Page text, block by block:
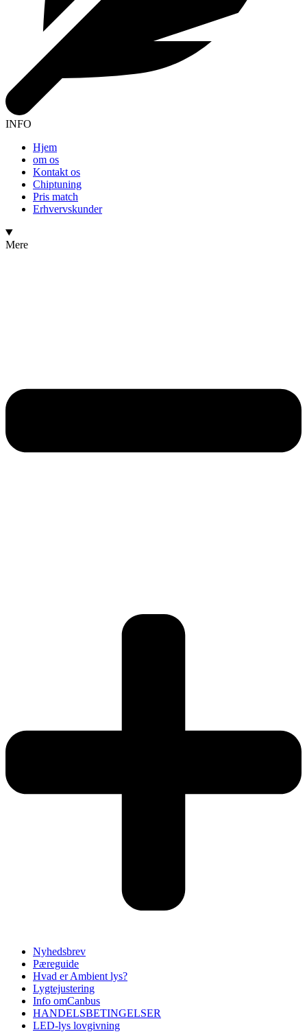
INFO
Hjem
om os
Kontakt os
Chiptuning
Pris match
Erhvervskunder
Mere
Nyhedsbrev
Pæreguide
Hvad er Ambient lys?
Lygtejustering
Info omCanbus
HANDELSBETINGELSER
LED-lys lovgivning